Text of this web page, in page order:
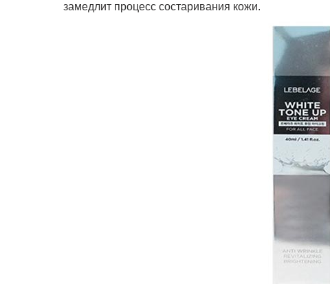
замедлит процесс состаривания кожи.